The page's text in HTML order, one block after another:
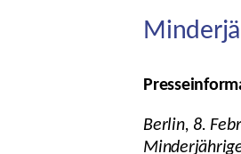
Berlin, 8.